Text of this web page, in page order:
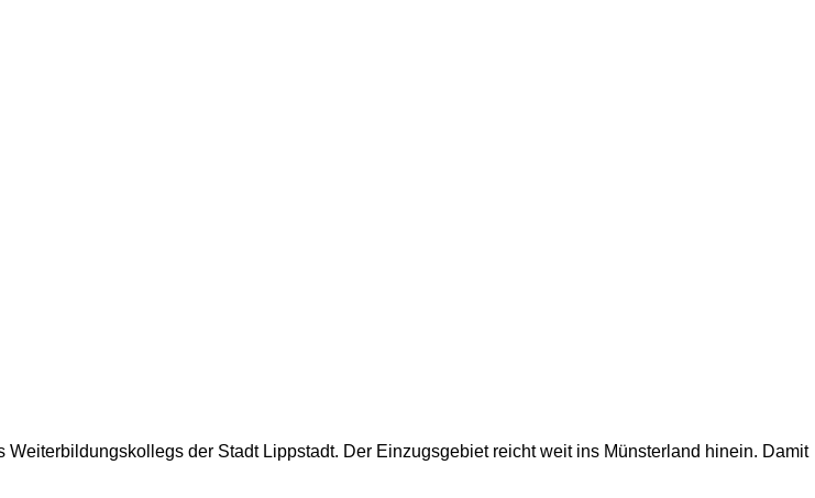
der Stadt Lippstadt. Der Einzugsgebiet reicht weit ins Münsterland hinein. Damit